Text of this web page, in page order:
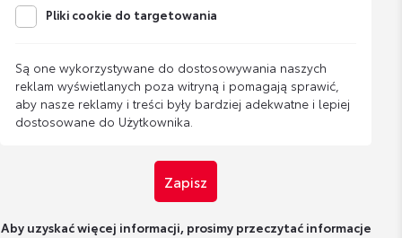
Pliki cookie do targetowania
Są one wykorzystywane do dostosowywania naszych
reklam wyświetlanych poza witryną i pomagają sprawić,
aby nasze reklamy i treści były bardziej adekwatne i lepiej
dostosowane do Użytkownika.
Zapisz
Aby uzyskać więcej informacji, prosimy przeczytać informacje